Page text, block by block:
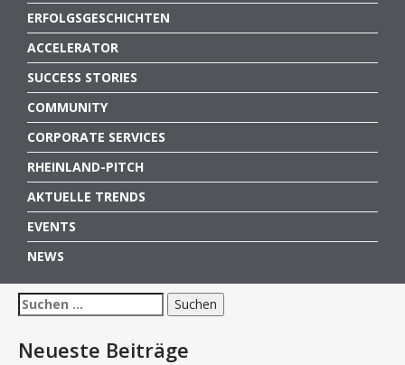
ERFOLGSGESCHICHTEN
ACCELERATOR
SUCCESS STORIES
COMMUNITY
CORPORATE SERVICES
RHEINLAND-PITCH
AKTUELLE TRENDS
EVENTS
NEWS
Suchen
nach:
Neueste Beiträge